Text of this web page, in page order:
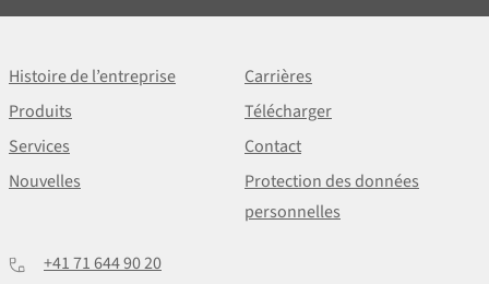
Histoire de l’entreprise
Carrières
Produits
Télécharger
Services
Contact
Nouvelles
Protection des données
personnelles
+41 71 644 90 20